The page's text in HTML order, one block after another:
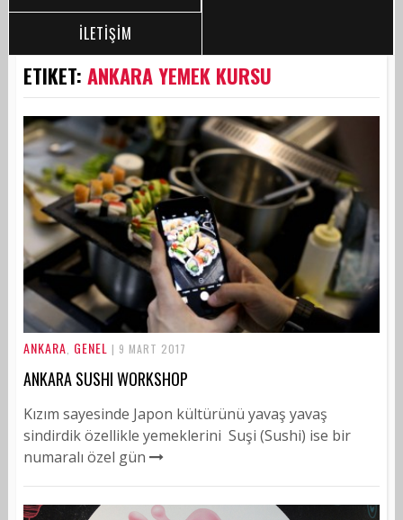
İLETİŞİM
ETIKET: ANKARA YEMEK KURSU
ANKARA GENEL | 9 MART 2017
ANKARA SUSHI WORKSHOP
Kızım sayesinde Japon kültürünü yavaş yavaş
sindirdik özellikle yemeklerini Suşi (Sushi) ise bir
numaralı özel gün